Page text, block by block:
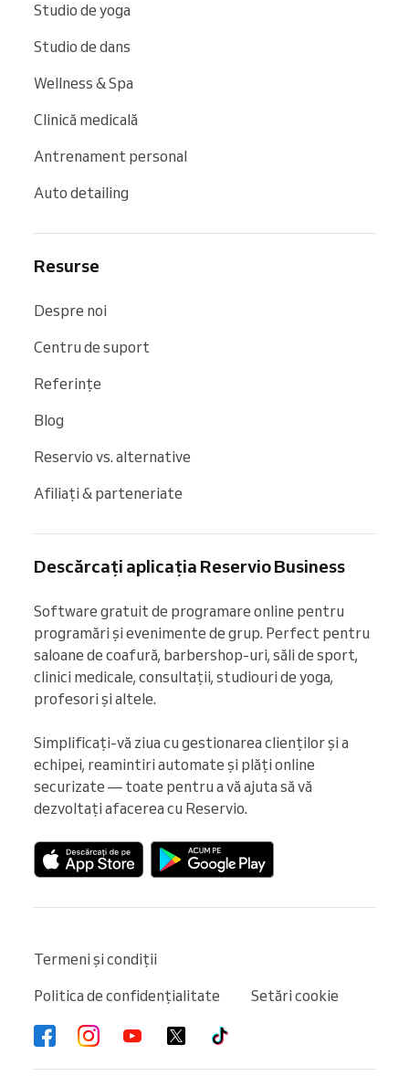
Studio de yoga
Studio de dans
Wellness & Spa
Clinică medicală
Antrenament personal
Auto detailing
Resurse
Despre noi
Centru de suport
Referințe
Blog
Reservio vs. alternative
Afiliați & parteneriate
Descărcați aplicația Reservio Business
Software gratuit de programare online pentru
programări și evenimente de grup. Perfect pentru
saloane de coafură, barbershop-uri, săli de sport,
clinici medicale, consultații, studiouri de yoga,
profesori și altele.
Simplificați-vă ziua cu gestionarea clienților și a
echipei, reamintiri automate și plăți online
securizate — toate pentru a vă ajuta să vă
dezvoltați afacerea cu Reservio.
Termeni și condiții
Politica de confidențialitate
Setări cookie